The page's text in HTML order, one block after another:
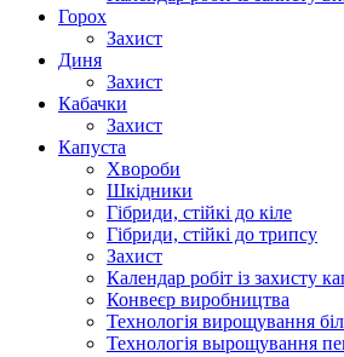
Горох
Захист
Диня
Захист
Кабачки
Захист
Капуста
Хвороби
Шкідники
Гібриди, стійкі до кіле
Гібриди, стійкі до трипсу
Захист
Календар робіт із захисту
Конвеєр виробництва
Технологія вирощування
Технологія вырощування